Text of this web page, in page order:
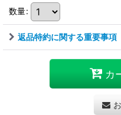
数量:
返品特約に関する重要事項
カ